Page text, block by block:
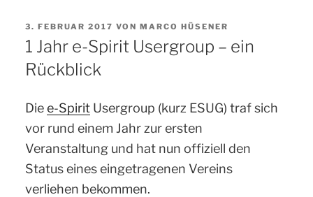
VERÖFFENTLICHT
AM
3. FEBRUAR 2017 VON MARCO HÜSENER
1 Jahr e-Spirit Usergroup – ein
Rückblick
Diee-Spirit Usergroup (kurz ESUG) traf sich
vor rund einem Jahr zur ersten
Veranstaltung und hat nun offiziell den
Status eines eingetragenen Vereins
verliehen bekommen.